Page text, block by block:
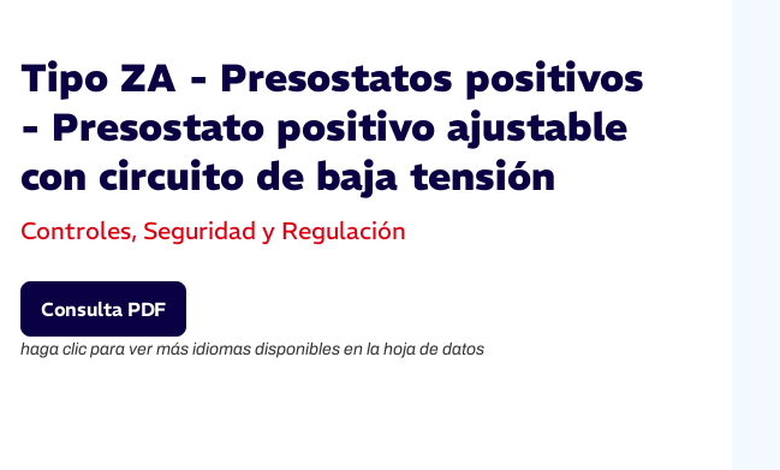
Tipo ZA - Presostatos positivos
- Presostato positivo ajustable
con circuito de baja tensión
Controles, Seguridad y Regulación
Consulta PDF
haga clic para ver más idiomas disponibles en la hoja de datos